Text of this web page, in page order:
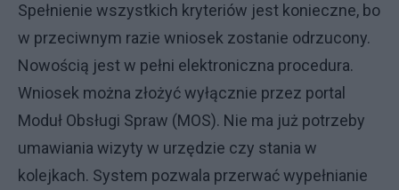
Spełnienie wszystkich kryteriów jest konieczne, bo
w przeciwnym razie wniosek zostanie odrzucony.
Nowością jest w pełni elektroniczna procedura.
Wniosek można złożyć wyłącznie przez portal
Moduł Obsługi Spraw (MOS). Nie ma już potrzeby
umawiania wizyty w urzędzie czy stania w
kolejkach. System pozwala przerwać wypełnianie